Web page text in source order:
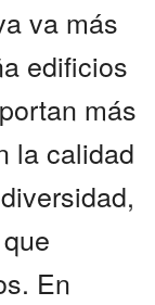
va más
edificios
más
la calidad
En